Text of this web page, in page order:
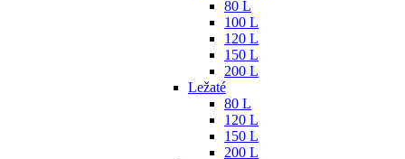
80 L
100 L
120 L
150 L
200 L
Ležaté
80 L
120 L
150 L
200 L